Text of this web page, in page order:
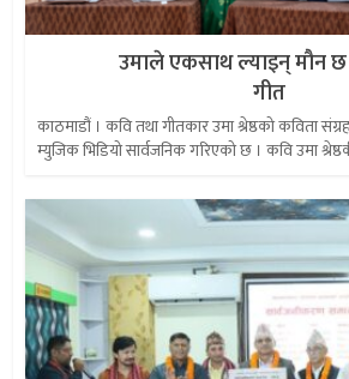
उमाले एकसाथ ल्याइन् मौन
गीत
काठमाडौं । कवि तथा गीतकार उमा श्रेष्ठको कविता
म्युजिक भिडियो सार्वजनिक गरिएको छ । कवि उमा